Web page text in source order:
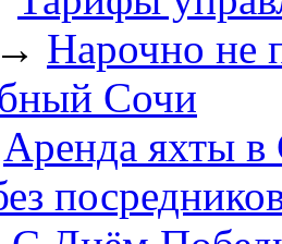
→ Нарочно не
Сочи
Аренда яхты в